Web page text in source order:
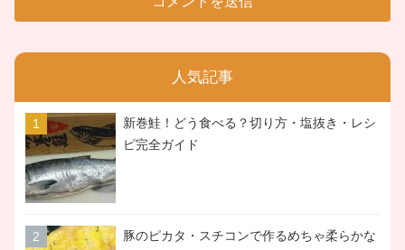
人気記事
新巻鮭！どう食べる？切り方・塩抜き・レシ
ピ完全ガイド
豚のピカタ・スチコンで作るめちゃ柔らかな